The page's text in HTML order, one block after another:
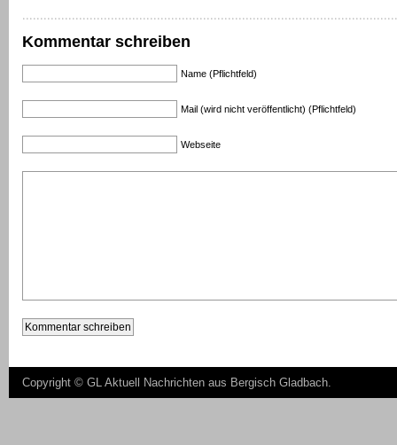
Kommentar schreiben
Name (Pflichtfeld)
Mail (wird nicht veröffentlicht) (Pflichtfeld)
Webseite
Copyright © GL Aktuell Nachrichten aus Bergisch Gladbach